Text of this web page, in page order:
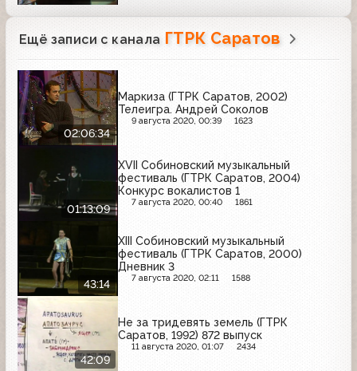
Ещё записи с канала ГТРК Саратов
02:06:34
Маркиза (ГТРК Саратов, 2002)
Телеигра. Андрей Соколов
9 августа 2020, 00:39 1623
01:13:09
XVII Собиновский музыкальный
фестиваль (ГТРК Саратов, 2004)
Конкурс вокалистов 1
7 августа 2020, 00:40 1861
43:14
XIII Собиновский музыкальный
фестиваль (ГТРК Саратов, 2000)
Дневник 3
7 августа 2020, 02:11 1588
42:09
Не за тридевять земель (ГТРК
Саратов, 1992) 872 выпуск
11 августа 2020, 01:07 2434